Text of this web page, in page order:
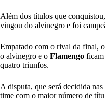
Além dos títulos que
vingou do alvinegro e foi
Empatado com o rival da final, o
o alvinegro e o Flamengo ficam
quatro triunfos.
A disputa, que será decidida
time com o maior número de